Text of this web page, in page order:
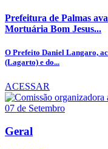
Prefeitura de Palmas
Mortuária Bom Jesus...
O Prefeito Daniel Langaro,
(Lagarto) e do...
ACESSAR
Geral